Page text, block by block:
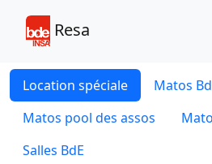
Resa
Location spéciale
Matos
Matos pool des assos
Salles BdE